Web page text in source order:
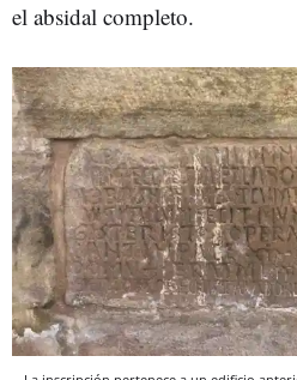
el absidal completo.